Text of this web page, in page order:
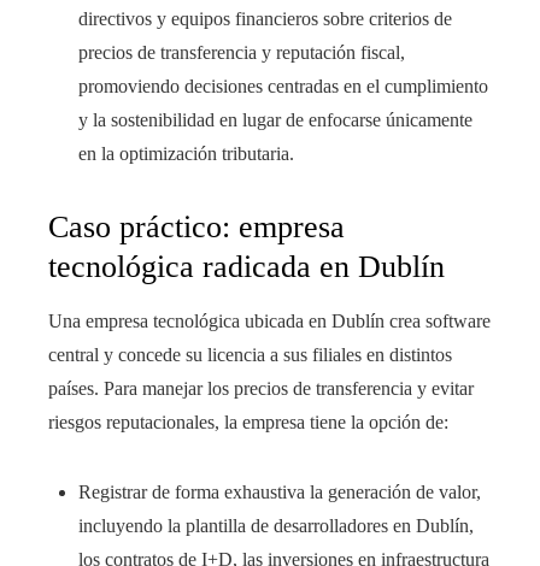
directivos y equipos financieros sobre criterios de
precios de transferencia y reputación fiscal,
promoviendo decisiones centradas en el cumplimiento
y la sostenibilidad en lugar de enfocarse únicamente
en la optimización tributaria.
Caso práctico: empresa
tecnológica radicada en Dublín
Una empresa tecnológica ubicada en Dublín crea software
central y concede su licencia a sus filiales en distintos
países. Para manejar los precios de transferencia y evitar
riesgos reputacionales, la empresa tiene la opción de:
Registrar de forma exhaustiva la generación de valor,
incluyendo la plantilla de desarrolladores en Dublín,
los contratos de I+D, las inversiones en infraestructura